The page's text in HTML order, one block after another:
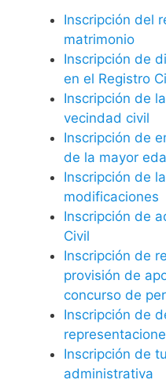
Inscripción del
matrimonio
Inscripción de
en el Registro
Inscripción de
vecindad civil
Inscripción de
de la mayor
Inscripción de
modificaciones
Inscripción de
Civil
Inscripción de
provisión de
concurso de
Inscripción de
Inscripción de
administrativa